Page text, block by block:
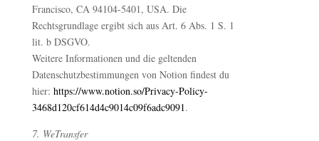
Francisco, CA 94104-5401, USA. Die
Rechtsgrundlage ergibt sich aus Art. 6 Abs. 1 S. 1
lit. b DSGVO.
Weitere Informationen und die geltenden
Datenschutzbestimmungen von Notion findest du
hier: https://www.notion.so/Privacy-Policy-
3468d120cf614d4c9014c09f6adc9091.
7. WeTransfer